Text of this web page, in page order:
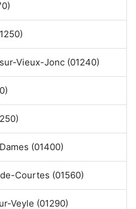
Vieux-Jonc (01240)
(01400)
Courtes (01560)
Veyle (01290)